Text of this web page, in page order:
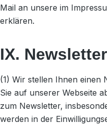
Mail an unsere im
erklären.
IX. Newsletter
(1) Wir stellen Ihnen einen
Sie auf unserer Webseite
zum Newsletter,
werden in der